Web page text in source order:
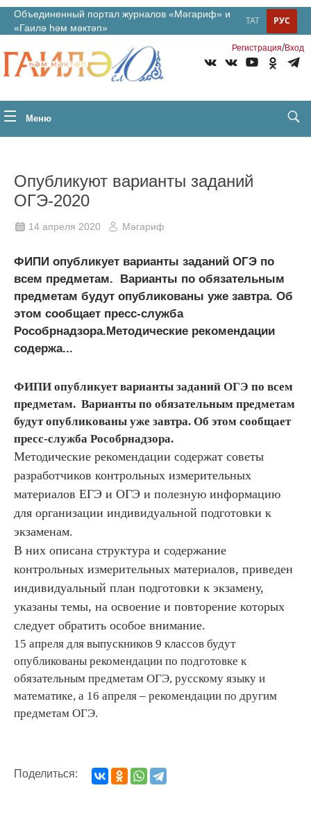
Объединенный портал журналов «Мәгариф» и
«Гаилә һәм мәктәп»
РУС
ТАТ
Регистрация/Вход
Меню
Опубликуют варианты заданий
ОГЭ-2020
14 апреля 2020 Мәгариф
ФИПИ опубликует варианты заданий ОГЭ по
всем предметам. Варианты по обязательным
предметам будут опубликованы уже завтра. Об
этом сообщает пресс-служба
Рособрнадзора.Методические рекомендации
содержа...
ФИПИ опубликует варианты заданий ОГЭ по всем
предметам. Варианты по обязательным предметам
будут опубликованы уже завтра. Об этом сообщает
пресс-служба Рособрнадзора.
Методические рекомендации содержат советы
разработчиков контрольных измерительных
материалов ЕГЭ и ОГЭ и полезную информацию
для организации индивидуальной подготовки к
экзаменам.
В них описана структура и содержание
контрольных измерительных материалов, приведен
индивидуальный план подготовки к экзамену,
указаны темы, на освоение и повторение которых
следует обратить особое внимание.
15 апреля для выпускников 9 классов будут
опубликованы рекомендации по подготовке к
обязательным предметам ОГЭ, русскому языку и
математике, а 16 апреля – рекомендации по другим
предметам ОГЭ.
Поделиться: